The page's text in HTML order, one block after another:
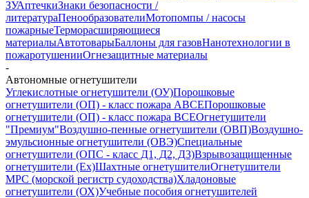
ЗУАптечкиЗнаки безопасности /
литератураПенообразователиМотопомпы / насосы
пожарныеТерморасширяющиеся
материалыАвтотоварыБаллоны для газовНанотехнологии в
пожаротушенииОгнезащитные материалы
-
Автономные огнетушители
Углекислотные огнетушители (ОУ)Порошковые
огнетушители (ОП) - класс пожара АВСЕПорошковые
огнетушители (ОП) - класс пожара ВСЕОгнетушители
"Премиум"Воздушно-пенные огнетушители (ОВП)Воздушно-
эмульсионные огнетушители (ОВЭ)Специальные
огнетушители (ОПС - класс Д1, Д2, Д3)Взрывозащищенные
огнетушители (Ex)Шахтные огнетушителиОгнетушители
МРС (морской регистр судоходства)Хладоновые
огнетушители (ОХ)Учебные пособия огнетушителей